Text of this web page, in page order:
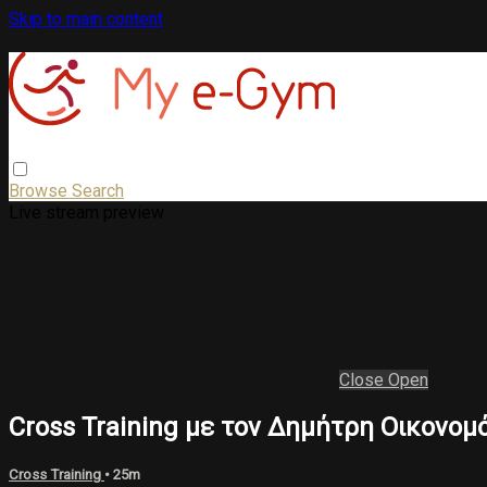
Skip to main content
Browse Search
Close Open
Cross Training με τον Δημήτρη
Cross Training • 25m